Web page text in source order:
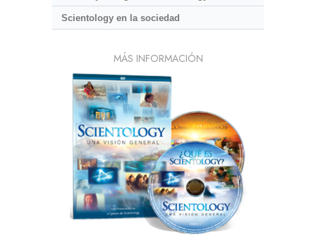
Scientology en la sociedad
MÁS INFORMACIÓN